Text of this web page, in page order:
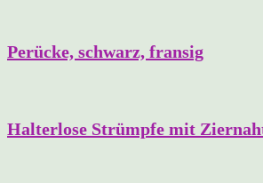
Perücke, schwarz, fransig
Halterlose Strümpfe mit